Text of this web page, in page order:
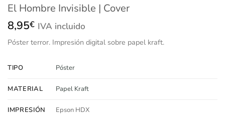
El Hombre Invisible | Cover
8,95€ IVA incluido
Póster terror. Impresión digital sobre papel kraft.
TIPO Póster
MATERIAL Papel Kraft
IMPRESIÓN Epson HDX